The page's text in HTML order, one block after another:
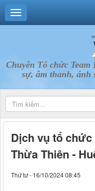
Chuyên Tổ chức
sự, âm thanh, ánh
Dịch vụ tổ
Thừa Thiên -
Thứ tư - 16/10/2024 08:45